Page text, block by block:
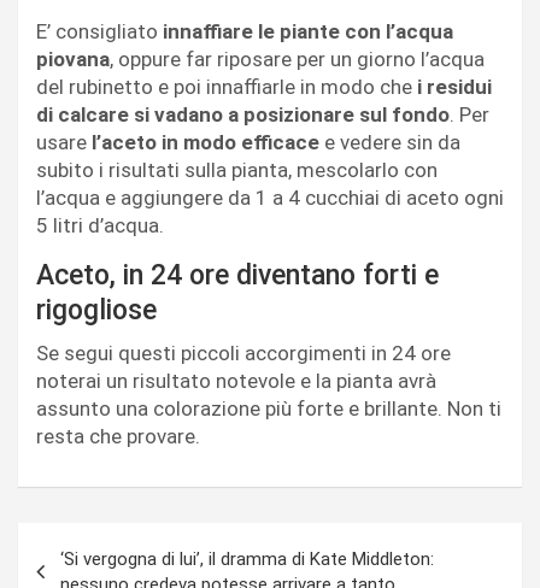
E’ consigliato innaffiare le piante con l’acqua
piovana, oppure far riposare per un giorno l’acqua
del rubinetto e poi innaffiarle in modo che i residui
di calcare si vadano a posizionare sul fondo. Per
usare l’aceto in modo efficace e vedere sin da
subito i risultati sulla pianta, mescolarlo con
l’acqua e aggiungere da 1 a 4 cucchiai di aceto ogni
5 litri d’acqua.
Aceto, in 24 ore diventano forti e
rigogliose
Se segui questi piccoli accorgimenti in 24 ore
noterai un risultato notevole e la pianta avrà
assunto una colorazione più forte e brillante. Non ti
resta che provare.
articoli
‘Si vergogna di lui’, il dramma di Kate Middleton: